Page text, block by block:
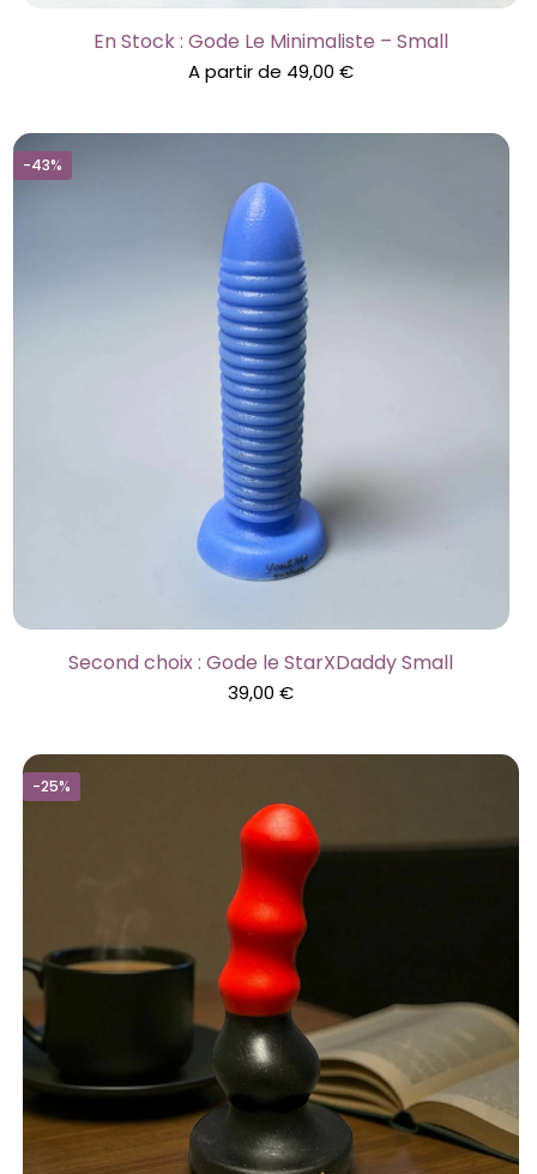
En Stock : Gode Le Minimaliste – Small
A partir de 49,00€
-43%
Second choix : Gode le StarXDaddy Small
39,00€
-25%